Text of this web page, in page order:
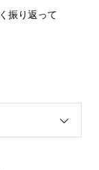
振り返って